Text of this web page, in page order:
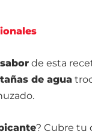
de esta
de agua
? Cubre tu